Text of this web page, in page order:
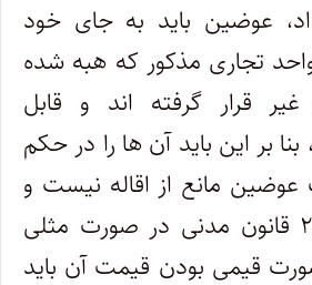
عوضین باید به جای خود
واحد تجاری مذکور که هبه شده
قرار گرفته اند و قابل
بنا بر این باید آن ها را در حکم
مانع از اقاله نیست و
به حکم مادۀ ۲۸۶ قانون مدنی در صورت مثلی
قیمی بودن قیمت آن باید